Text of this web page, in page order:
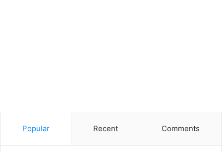
Popular Recent Comments